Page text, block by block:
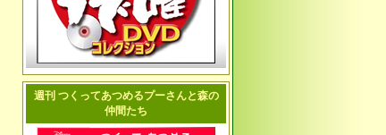
週刊 つくってあつめるプーさんと森の
仲間たち